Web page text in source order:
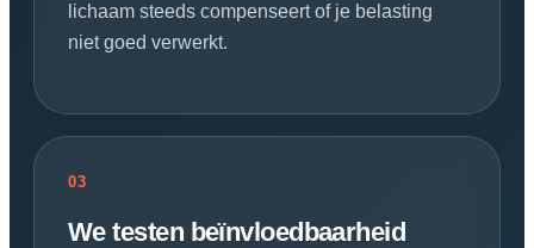
lichaam steeds compenseert of je belasting
niet goed verwerkt.
03
We testen beïnvloedbaarheid